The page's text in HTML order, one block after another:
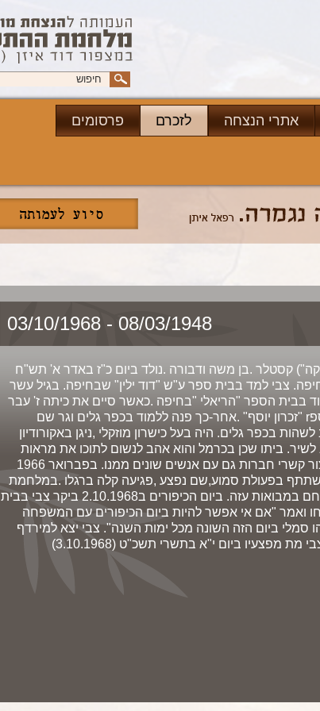
אתרי הנצחה לזכרם פרסומים
08/03/1948 - 03/10/1968
קסטלר .בן משה ודבורה .נולד ביום כ"ז באדר א' תש"ח
בחיפה. צבי למד בבית ספר ע"ש "דוד ילין" שבחיפה. בגיל עשר
בבית הספר "הריאלי "בחיפה .כאשר סיים את כיתה ז' עבר
ללמוד בבית ספr "זכרון יוסף" .אחר-כך פנה ללמוד בכפר גלים וגר שם
בכפר גלים. היה בעל כישרון מוזקלי ,ניגן באקורודיון
לשיר. ביתו שכן בכרמל והוא אהב לנשום לתוכו את מראות
הנוף. אהב ליצור קשרי חברות גם עם אנשים שונים ממנו. בפברואר 1966
בפעולת סמוע,שם נפצע ,פגיעה קלה ברגלו .במלחמת
ששת הימים לחם במבואות עזה. ביום הכיפורים ב2.10.1968 ביקר צבי בבית
ואמר "אם אי אפשר להיות ביום הכיפורים עם המשפחה
ביום הזה השונה מכל ימות השנה". צבי יצא למירדף
ביום י"א בתשרי תשכ"ט (3.10.1968)